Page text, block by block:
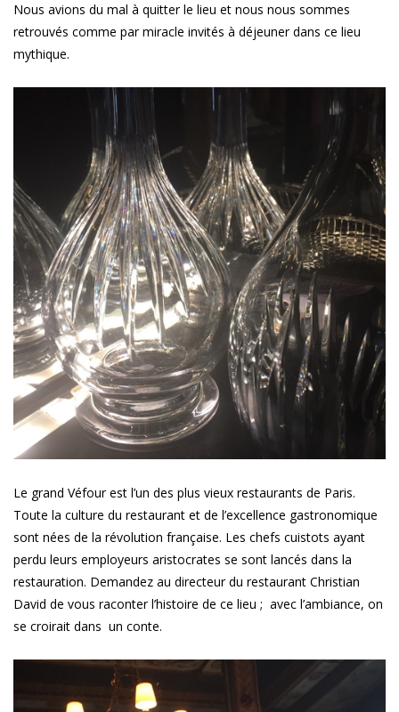
Nous avions du mal à quitter le lieu et nous nous sommes
retrouvés comme par miracle invités à déjeuner dans ce lieu
mythique.
Le grand Véfour est l’un des plus vieux restaurants de Paris.
Toute la culture du restaurant et de l’excellence gastronomique
sont nées de la révolution française. Les chefs cuistots ayant
perdu leurs employeurs aristocrates se sont lancés dans la
restauration. Demandez au directeur du restaurant Christian
David de vous raconter l’histoire de ce lieu ; avec l’ambiance, on
se croirait dans un conte.